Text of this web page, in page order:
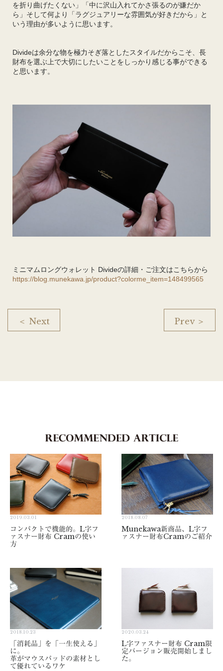
を折り曲げたくない」「中に沢山入れてかさ張るのが嫌だか
ら」そして何より「ラグジュアリーな雰囲気が好きだから」と
いう理由が多いように思います。
Divideは余分な物を極力そぎ落としたスタイルだからこそ、長
財布を選ぶ上で大切にしたいことをしっかり感じる事ができる
と思います。
ミニマムロングウォレット Divideの詳細・ご注文はこちらから
https://blog.munekawa.jp/product?colorme_item=148499565
＜ Next Prev ＞
2019.03.01
コンパクトで機能的。L字フ
ァスナー財布 Cramの使い
方
2018.08.07
Munekawa新商品、L字フ
ァスナー財布Cramのご紹介
2018.10.23
「消耗品」を「一生使える」
に。
革がマウスパッドの素材とし
て優れているワケ
2020.03.24
L字ファスナー財布 Cram限
定バージョン販売開始しまし
た。